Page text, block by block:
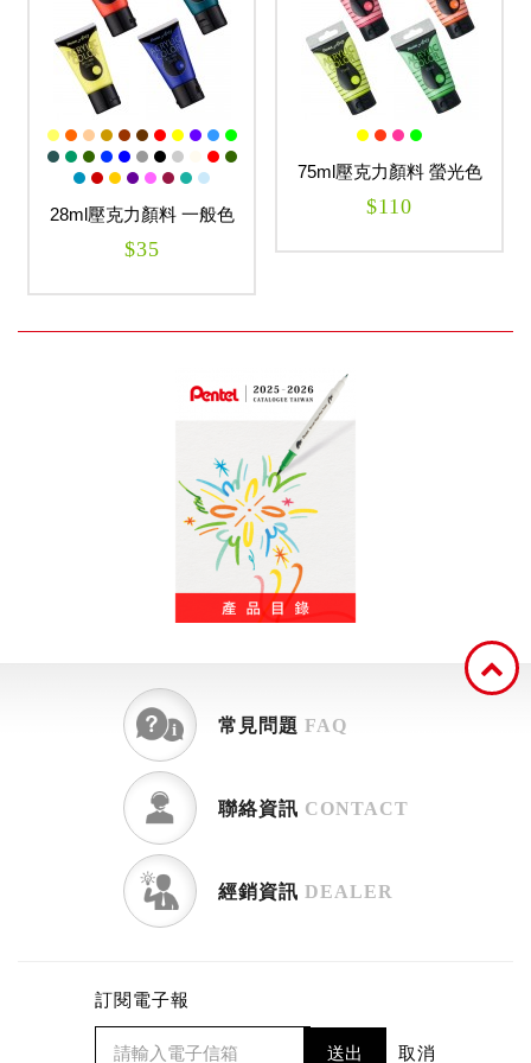
28ml壓克力顏料 一般色
$35
75ml壓克力顏料 螢光色
$110
常見問題 FAQ
聯絡資訊 CONTACT
經銷資訊 DEALER
訂閱電子報
送出 取消